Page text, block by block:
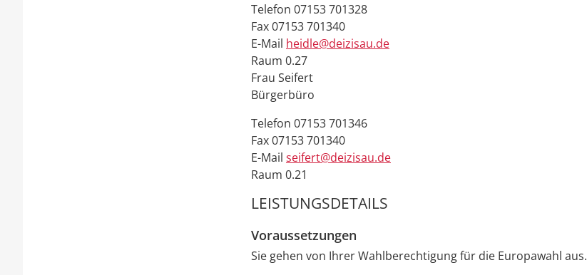
Telefon 07153 701328
Fax07153 701340
E-Mail heidle@deizisau.de
Raum 0.27
Frau Seifert
Bürgerbüro
Telefon 07153 701346
Fax07153 701340
E-Mail seifert@deizisau.de
Raum 0.21
LEISTUNGSDETAILS
Voraussetzungen
Sie gehen von Ihrer Wahlberechtigung für die Europawahl aus.